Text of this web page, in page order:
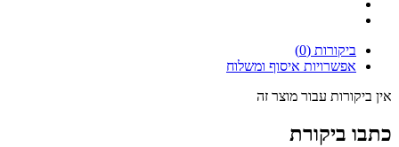
ביקורות (0)
אפשרויות איסוף ומשלוח
אין ביקורות עבור מוצר זה
כתבו ביקורת